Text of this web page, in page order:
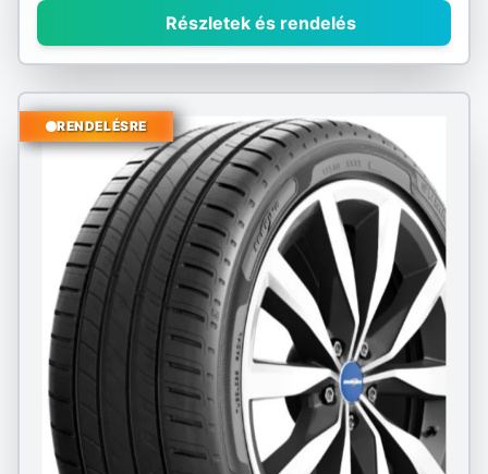
Részletek és rendelés
RENDELÉSRE